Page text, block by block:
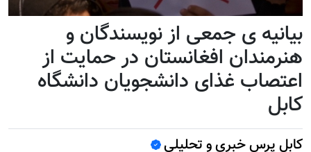
بیانیه ی جمعی از نویسندگان و
هنرمندان افغانستان در حمایت از
اعتصاب غذای دانشجویان دانشگاه
کابل
کابل پرس خبری و تحلیلی